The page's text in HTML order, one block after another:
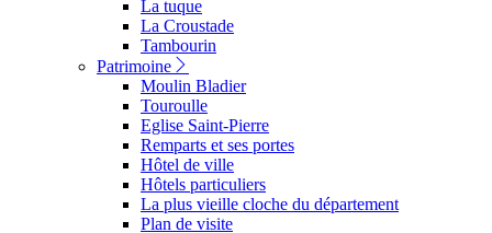
La tuque
La Croustade
Tambourin
Patrimoine
Moulin Bladier
Touroulle
Eglise Saint-Pierre
Remparts et ses portes
Hôtel de ville
Hôtels particuliers
La plus vieille cloche du département
Plan de visite